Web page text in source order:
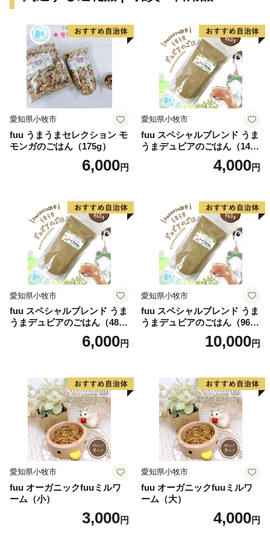
愛知県小牧市
fuu うまうまセレクション モ
モンガのごはん（175g）
6,000円
愛知県小牧市
fuu スペシャルブレンド うま
うまデュビアのごはん（140
4,000円
愛知県小牧市
fuu スペシャルブレンド うま
うまデュビアのごはん（480
6,000円
愛知県小牧市
fuu スペシャルブレンド うま
うまデュビアのごはん（960
10,000円
愛知県小牧市
fuu オーガニックfuuミルワ
ーム（小）
3,000円
愛知県小牧市
fuu オーガニックfuuミルワ
ーム（大）
4,000円